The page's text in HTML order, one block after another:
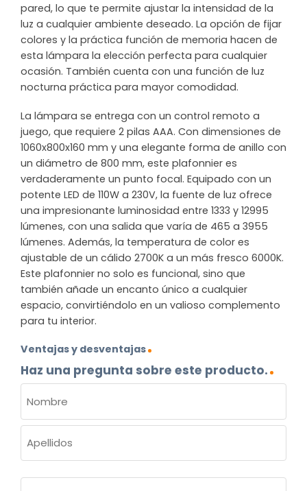
pared, lo que te permite ajustar la intensidad de la
luz a cualquier ambiente deseado. La opción de fijar
colores y la práctica función de memoria hacen de
esta lámpara la elección perfecta para cualquier
ocasión. También cuenta con una función de luz
nocturna práctica para mayor comodidad.
La lámpara se entrega con un control remoto a
juego, que requiere 2 pilas AAA. Con dimensiones de
1060x800x160 mm y una elegante forma de anillo con
un diámetro de 800 mm, este plafonnier es
verdaderamente un punto focal. Equipado con un
potente LED de 110W a 230V, la fuente de luz ofrece
una impresionante luminosidad entre 1333 y 12995
lúmenes, con una salida que varía de 465 a 3955
lúmenes. Además, la temperatura de color es
ajustable de un cálido 2700K a un más fresco 6000K.
Este plafonnier no solo es funcional, sino que
también añade un encanto único a cualquier
espacio, convirtiéndolo en un valioso complemento
para tu interior.
Ventajas y desventajas
Haz una pregunta sobre este producto.
(OBLIGATORIO)
Nombre